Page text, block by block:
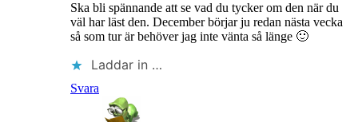
Ska bli spännande att se vad du tycker om den när du
väl har läst den. December börjar ju redan nästa vecka
så som tur är behöver jag inte vänta så länge 🙂
Laddar in …
Svara